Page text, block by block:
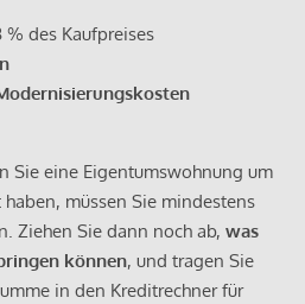
% des Kaufpreises
Sie eine Eigentumswohnung um
müssen Sie mindestens
Ziehen Sie dann noch ab, was
können, und tragen Sie
in den Kreditrechner für